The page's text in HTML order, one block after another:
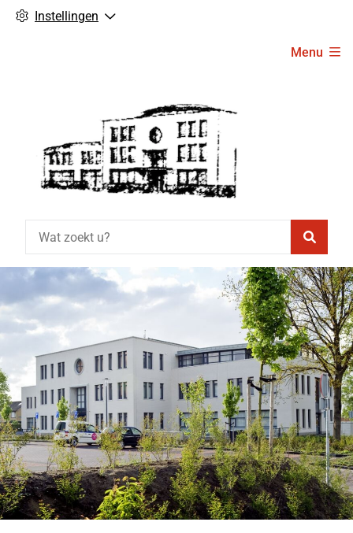
Instellingen
Menu